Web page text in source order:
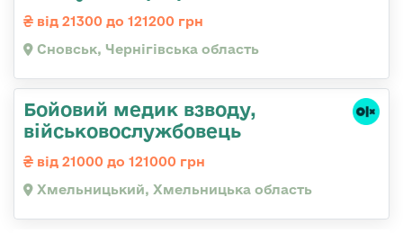
від 21300 до 121200 грн
Сновськ, Чернігівська область
Бойовий медик взводу,
військовослужбовець
від 21000 до 121000 грн
Хмельницький, Хмельницька область